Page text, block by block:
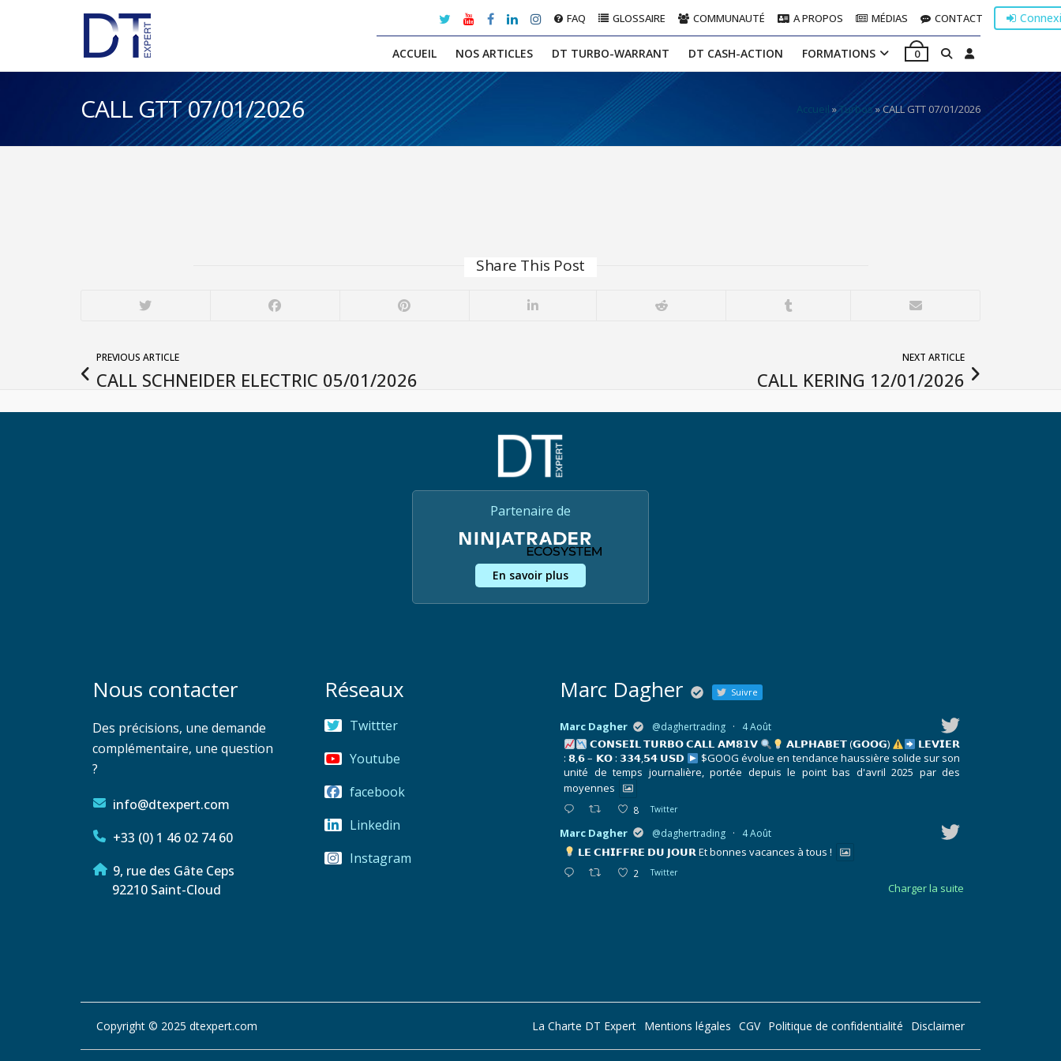
ACCUEIL NOS ARTICLES DT TURBO-WARRANT DT CASH-ACTION FORMATIONS 0
FAQ GLOSSAIRE COMMUNAUTÉ A PROPOS MÉDIAS CONTACT
Accueil »Turbos»CALL GTT 07/01/2026
CALL GTT 07/01/2026
Share This Post
PREVIOUS ARTICLE
CALL SCHNEIDER ELECTRIC 05/01/2026
NEXT ARTICLE
CALL KERING 12/01/2026
Partenaire de
En savoir plus
Nous contacter
Des précisions, une demande
complémentaire, une question
?
info@dtexpert.com
+33 (0) 1 46 02 74 60
9, rue des Gâte Ceps
92210 Saint-Cloud
Réseaux
Twittter
Youtube
facebook
Linkedin
Instagram
Marc Dagher Suivre
Marc Dagher @daghertrading · 4 Août
𝗖𝗢𝗡𝗦𝗘𝗜𝗟 𝗧𝗨𝗥𝗕𝗢 𝗖𝗔𝗟𝗟 𝗔𝗠𝟴𝟭𝗩 𝗔𝗟𝗣𝗛𝗔𝗕𝗘𝗧 (𝗚𝗢𝗢𝗚)
𝗟𝗘𝗩𝗜𝗘𝗥
: 𝟴,𝟲 – 𝗞𝗢 : 𝟯𝟯𝟰,𝟱𝟰 𝗨𝗦𝗗
$GOOG évolue en tendance haussière solide sur son
unité de temps journalière, portée depuis le point bas d'avril 2025 par des
moyennes
8 Twitter
Marc Dagher @daghertrading · 4 Août
𝗟𝗘 𝗖𝗛𝗜𝗙𝗙𝗥𝗘 𝗗𝗨 𝗝𝗢𝗨𝗥Et bonnes vacances à tous !
2 Twitter
Charger la suite
Copyright © 2025 dtexpert.com La Charte DT Expert Mentions légales CGV Politique de confidentialité Disclaimer